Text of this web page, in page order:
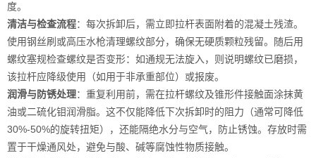
度。
清洁与检查流程：每次拆卸后，需立即拉杆表面附着的混凝土残渣。
使用钢丝刷或高压水枪清理螺纹部分，确保无硬质颗粒残留。随后用
螺纹塞规检查螺纹是否变形：如通规无法旋入，则说明螺纹已磨损，
该拉杆应降级使用（如用于非承重部位）或报废。
润滑与防锈处理：重复利用前，需在拉杆螺纹及锥形件接触面涂抹黄
油或二硫化钼润滑脂。这不仅能降低下次拆卸时的阻力（通常可降低
30%-50%的旋转扭矩），还能隔绝水分与空气，防止锈蚀。存放时需
置于干燥通风处，避免与酸、碱等腐蚀性物质接触。